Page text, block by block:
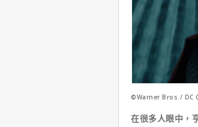
©Warner Bros./ DC
在很多人眼中，